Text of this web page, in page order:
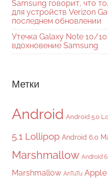
Samsung говорит, что
для устройств Verizon
последнем обновлении
Утечка Galaxy Note 10/
вдохновение Samsung
Метки
Android Android 5.0
5.1 Lollipop Android 6.0
Marshmallow Android
Marshmallow AnTuTu Apple